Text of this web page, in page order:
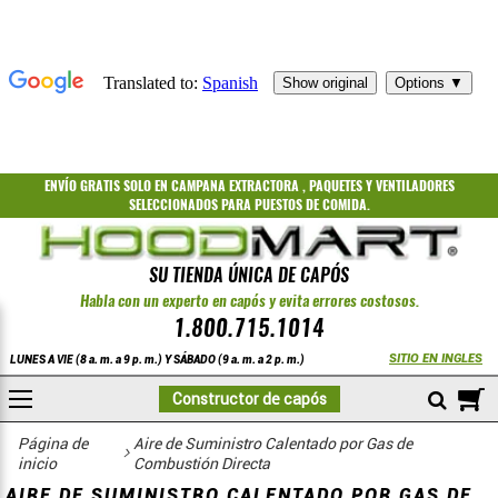
ENVÍO GRATISSOLO EN CAMPANA EXTRACTORA ,PAQUETESYVENTILADORES
SELECCIONADOS PARA PUESTOS DE COMIDA.
SU TIENDA ÚNICA DE CAPÓS
Habla con un experto en capós y evita errores costosos.
1.800.715.1014
LUNES A VIE (8 a. m. a 9 p. m.) Y SÁBADO (9 a. m. a 2 p. m.) SITIO EN INGLES
Constructor de capós
Página de
inicio
COMPRAR
Unidades de aire de reposición templado con transmisión por correa
Aire de Suministro Calentado por Gas de
Combustión Directa